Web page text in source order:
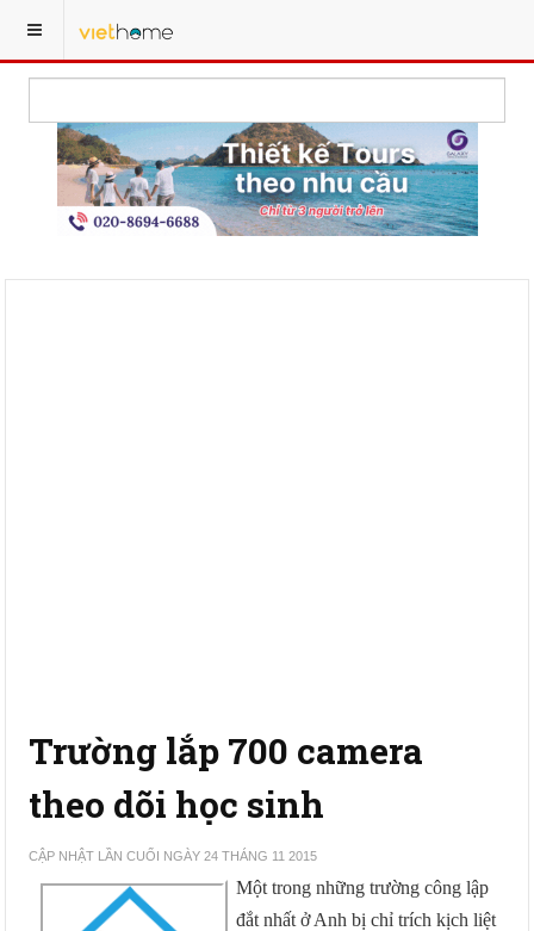
Trường lắp 700 camera
theo dõi học sinh
CẬP NHẬT LẦN CUỐI NGÀY 24 THÁNG 11 2015
Một trong những trường công lập
đắt nhất ở Anh bị chỉ trích kịch liệt